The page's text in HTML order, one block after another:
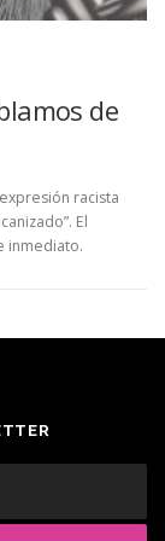
de
racista
El
inmediato.